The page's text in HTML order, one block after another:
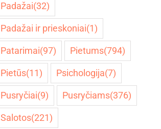
Padažai(32)
Padažai ir prieskoniai(1)
Patarimai(97) Pietums(794)
Pietūs(11) Psichologija(7)
Pusryčiai(9) Pusryčiams(376)
Salotos(221)